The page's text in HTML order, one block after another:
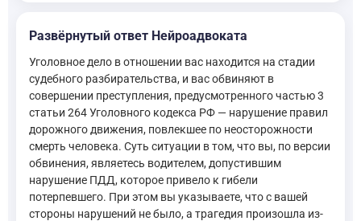
Развёрнутый ответ Нейроадвоката
Уголовное дело в отношении вас находится на стадии
судебного разбирательства, и вас обвиняют в
совершении преступления, предусмотренного частью 3
статьи 264 Уголовного кодекса РФ — нарушение правил
дорожного движения, повлекшее по неосторожности
смерть человека. Суть ситуации в том, что вы, по версии
обвинения, являетесь водителем, допустившим
нарушение ПДД, которое привело к гибели
потерпевшего. При этом вы указываете, что с вашей
стороны нарушений не было, а трагедия произошла из-